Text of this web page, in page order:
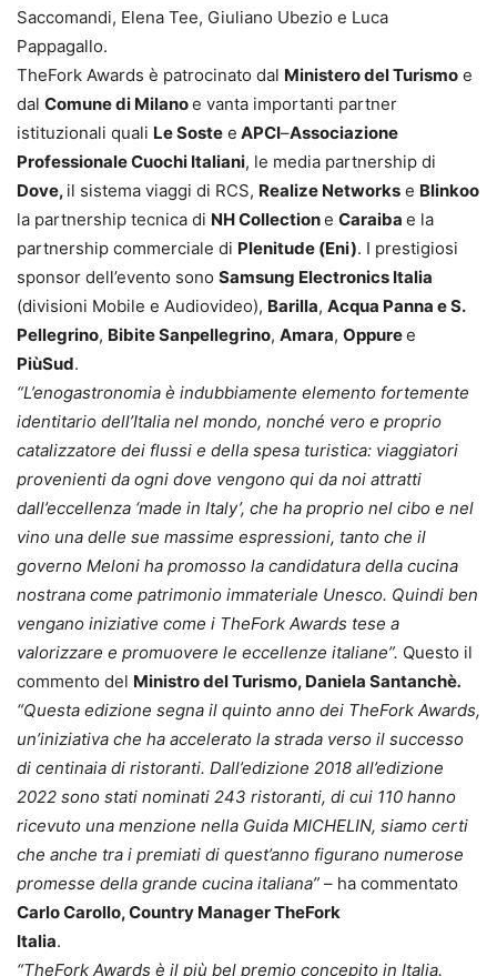
Saccomandi, Elena Tee, Giuliano Ubezio e Luca
Pappagallo.
TheFork Awards è patrocinato dal Ministero del Turismo e
dal Comune di Milanoe vanta importanti partner
istituzionali quali Le Soste e APCI–Associazione
Professionale Cuochi Italiani, le media partnership di
Dove, il sistema viaggi di RCS, Realize Networks e Blinkoo
la partnership tecnica di NH Collectione Caraiba e la
partnership commerciale di Plenitude (Eni). I prestigiosi
sponsor dell’evento sono Samsung Electronics Italia
(divisioni Mobile e Audiovideo), Barilla, Acqua Panna e S.
Pellegrino, Bibite Sanpellegrino, Amara, Oppuree
PiùSud.
“L’enogastronomia è indubbiamente elemento fortemente
identitario dell’Italia nel mondo, nonché vero e proprio
catalizzatore dei flussi e della spesa turistica: viaggiatori
provenienti da ogni dove vengono qui da noi attratti
dall’eccellenza ‘made in Italy’, che ha proprio nel cibo e nel
vino una delle sue massime espressioni, tanto che il
governo Meloni ha promosso la candidatura della cucina
nostrana come patrimonio immateriale Unesco. Quindi ben
vengano iniziative come i TheFork Awards tese a
valorizzare e promuovere le eccellenze italiane”. Questo il
commento del Ministro del Turismo, Daniela Santanchè.
“Questa edizione segna il quinto anno dei TheFork Awards,
un’iniziativa che ha accelerato la strada verso il successo
di centinaia di ristoranti. Dall’edizione 2018 all’edizione
2022 sono stati nominati 243 ristoranti, di cui 110 hanno
ricevuto una menzione nella Guida MICHELIN, siamo certi
che anche tra i premiati di quest’anno figurano numerose
promesse della grande cucina italiana” – ha commentato
Carlo Carollo, Country Manager TheFork
Italia.
“TheFork Awards è il più bel premio concepito in Italia.